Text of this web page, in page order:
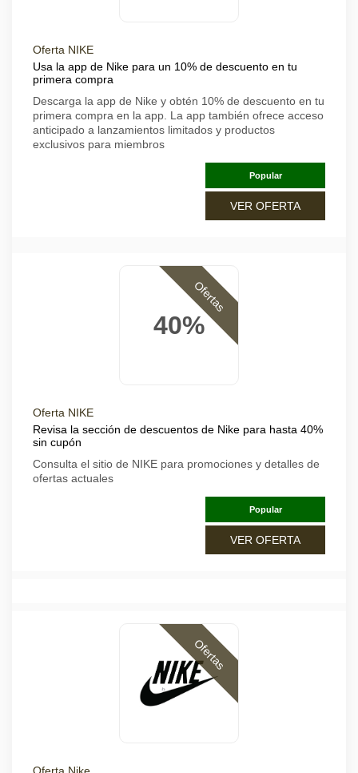
Oferta NIKE
Usa la app de Nike para un 10% de descuento en tu
primera compra
Descarga la app de Nike y obtén 10% de descuento en tu
primera compra en la app. La app también ofrece acceso
anticipado a lanzamientos limitados y productos
exclusivos para miembros
Popular
VER OFERTA
40%
Ofertas
Oferta NIKE
Revisa la sección de descuentos de Nike para hasta 40%
sin cupón
Consulta el sitio de NIKE para promociones y detalles de
ofertas actuales
Popular
VER OFERTA
Ofertas